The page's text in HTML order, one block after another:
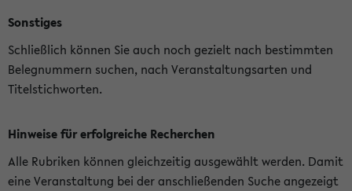
Sonstiges
Schließlich können Sie auch noch gezielt nach bestimmten
Belegnummern suchen, nach Veranstaltungsarten und
Titelstichworten.
Hinweise für erfolgreiche Recherchen
Alle Rubriken können gleichzeitig ausgewählt werden. Damit
eine Veranstaltung bei der anschließenden Suche angezeigt